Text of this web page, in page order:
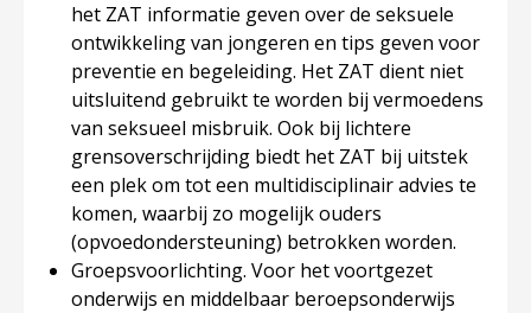
het ZAT informatie geven over de seksuele
ontwikkeling van jongeren en tips geven voor
preventie en begeleiding. Het ZAT dient niet
uitsluitend gebruikt te worden bij vermoedens
van seksueel misbruik. Ook bij lichtere
grensoverschrijding biedt het ZAT bij uitstek
een plek om tot een multidisciplinair advies te
komen, waarbij zo mogelijk ouders
(opvoedondersteuning) betrokken worden.
Groepsvoorlichting. Voor het voortgezet
onderwijs en middelbaar beroepsonderwijs